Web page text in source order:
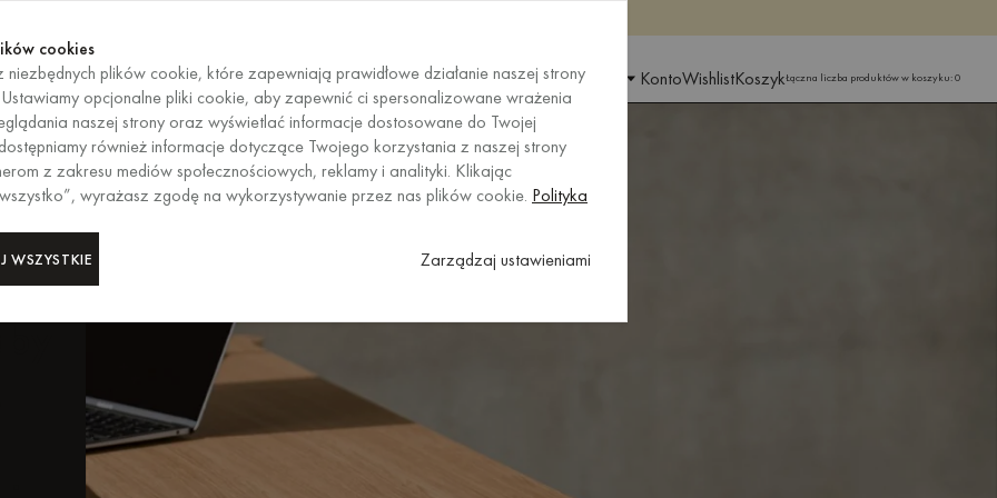
PL/EURWYBÓR REGIONU I JĘZYKA KontoWishlistKoszykŁączna liczba produktów w koszyku:0
cookies
niezbędnych plików cookie, które zapewniają prawidłowe działanie naszej strony
opcjonalne pliki cookie, aby zapewnić ci spersonalizowane wrażenia
naszej strony oraz wyświetlać informacje dostosowane do Twojej
również informacje dotyczące Twojego korzystania z naszej strony
z zakresu mediów społecznościowych, reklamy i analityki. Klikając
wyrażasz zgodę na wykorzystywanie przez nas plików cookie. Polityka
WSZYSTKIE Zarządzaj ustawieniami